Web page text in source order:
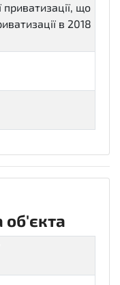
приватизації, що
в 2018
об'єкта